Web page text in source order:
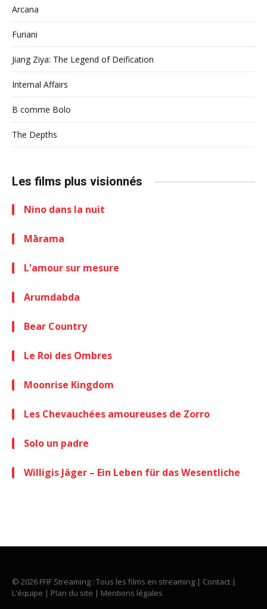
Arcana
Furiani
Jiang Ziya: The Legend of Deification
Internal Affairs
B comme Bolo
The Depths
Les films plus visionnés
Nino dans la nuit
Mārama
L'amour sur mesure
Arumdabda
Bear Country
Le Roi des Ombres
Moonrise Kingdom
Les Chevauchées amoureuses de Zorro
Solo un padre
Willigis Jäger – Ein Leben für das Wesentliche
© 2026 FFIF Streaming : Tous les films en streaming | Contact |
L'équipe | Plan du site | Mentions légales